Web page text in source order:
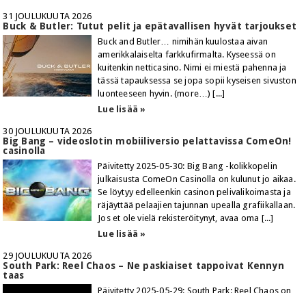
31 JOULUKUUTA 2026
Buck & Butler: Tutut pelit ja epätavallisen hyvät tarjoukset
Buck and Butler… nimihän kuulostaa aivan
amerikkalaiselta farkkufirmalta. Kyseessä on
kuitenkin netticasino. Nimi ei miestä pahenna ja
tässä tapauksessa se jopa sopii kyseisen sivuston
luonteeseen hyvin. (more…) [...]
Lue lisää »
30 JOULUKUUTA 2026
Big Bang – videoslotin mobiiliversio pelattavissa ComeOn!
casinolla
Päivitetty 2025-05-30: Big Bang -kolikkopelin
julkaisusta ComeOn Casinolla on kulunut jo aikaa.
Se löytyy edelleenkin casinon pelivalikoimasta ja
räjäyttää pelaajien tajunnan upealla grafiikallaan.
Jos et ole vielä rekisteröitynyt, avaa oma [...]
Lue lisää »
29 JOULUKUUTA 2026
South Park: Reel Chaos – Ne paskiaiset tappoivat Kennyn
taas
Päivitetty 2025-05-29: South Park: Reel Chaos on